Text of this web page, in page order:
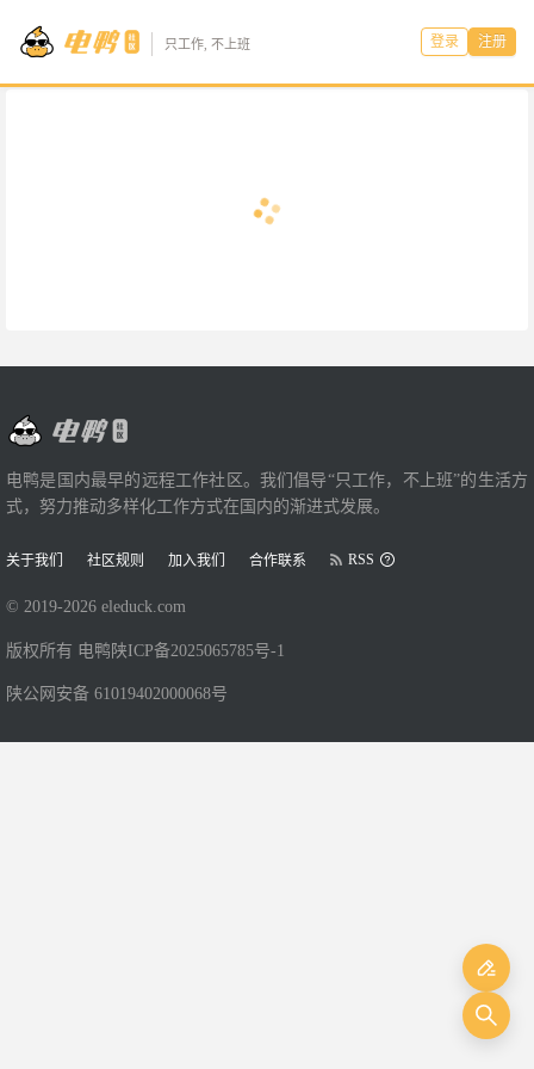
只工作, 不上班 登录 注册
电鸭是国内最早的远程工作社区。我们倡导“只工作，不上班”的生活方
式，努力推动多样化工作方式在国内的渐进式发展。
关于我们 社区规则 加入我们 合作联系 RSS
© 2019-2026 eleduck.com
版权所有 电鸭 陕ICP备2025065785号-1
陕公网安备 61019402000068号